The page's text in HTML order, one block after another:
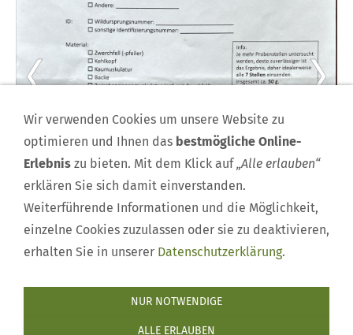
Wir verwenden Cookies um unsere Website zu
optimieren und Ihnen das bestmögliche Online-
Erlebnis zu bieten. Mit dem Klick auf„Alle erlauben“
erklären Sie sich damit einverstanden.
Weiterführende Informationen und die Möglichkeit,
einzelne Cookies zuzulassen oder sie zu deaktivieren,
erhalten Sie in unserer Datenschutzerklärung.
NUR NOTWENDIGE
ALLE ERLAUBEN